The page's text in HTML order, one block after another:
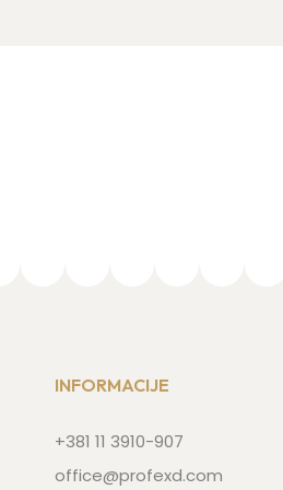
INFORMACIJE
+381 11 3910-907
office@profexd.com